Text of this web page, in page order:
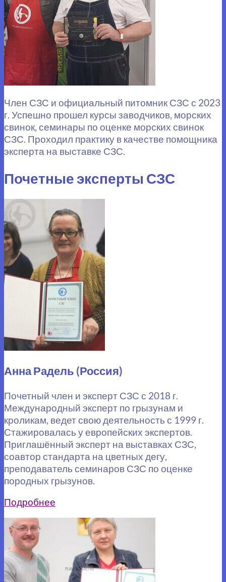
Член СЗС и официальный питомник СЗС с 2023
г. Успешно прошел курсы заводчиков, морских
свинок, семинары по оценке морских свинок
СЗС. Проходил практику в качестве помощника
эксперта на выставке СЗС.
Почетные эксперты СЗС
Анна Радель (Россия)
Почетный член и эксперт СЗС с 2018 г.
Международный эксперт по грызунам и
кроликам, ведет свою деятельность с 1999 г.
Стажировалась у европейских экспертов.
Приглашённый эксперт на выставках СЗС,
соавтор стандарта на цветных дегу,
преподаватель семинаров СЗС по оценке
породных грызунов.
Подробнее